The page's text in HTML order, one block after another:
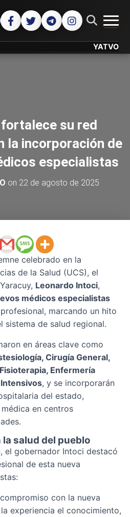
YATVO...
fortalece su red
la incorporación de
especialistas
on 22 de agosto de 2025
celebrado en la
de la Salud (UCS), el
Leonardo Intoci,
médicos especialistas
marcando un hito
de salud regional.
en áreas clave como
Cirugía General,
Enfermería
, y se incorporarán
del estado,
en centros
la salud del pueblo
el gobernador Intoci destacó
de esta nueva
con la nueva
experiencia el conocimiento,